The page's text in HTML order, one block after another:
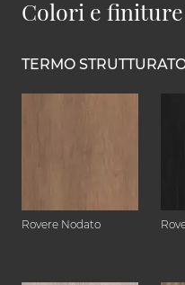
Colori e finiture
TERMO
Rovere Nodato